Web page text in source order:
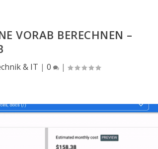
VORAB BERECHNEN –
& IT |0 |